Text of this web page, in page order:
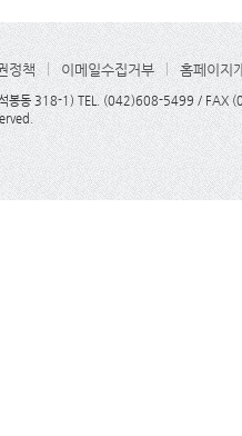
정책 이메일수집거부 홈페이지
석봉동 318-1) TEL. (042)608-5499 / FAX